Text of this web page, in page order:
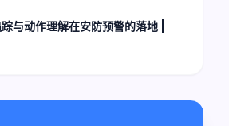
与动作理解在安防预警的落地 |